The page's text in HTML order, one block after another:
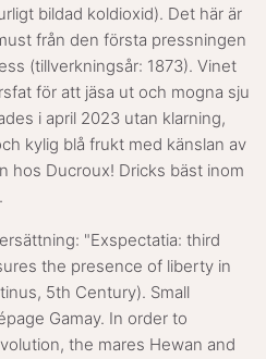
bildad koldioxid). Det här är
från den första pressningen
(tillverkningsår: 1873). Vinet
för att jäsa ut och mogna sju
i april 2023 utan klarning,
kylig blå frukt med känslan av
hos Ducroux! Dricks bäst inom
"Exspectatia: third
the presence of liberty in
5th Century). Small
Gamay. In order to
the mares Hewan and